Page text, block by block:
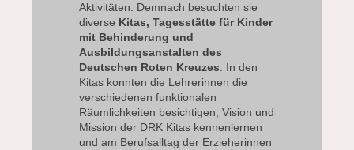
Aktivitäten. Demnach besuchten sie
diverse Kitas, Tagesstätte für Kinder
mit Behinderung und
Ausbildungsanstalten des
Deutschen Roten Kreuzes. In den
Kitas konnten die Lehrerinnen die
verschiedenen funktionalen
Räumlichkeiten besichtigen, Vision und
Mission der DRK Kitas kennenlernen
und am Berufsalltag der Erzieherinnen